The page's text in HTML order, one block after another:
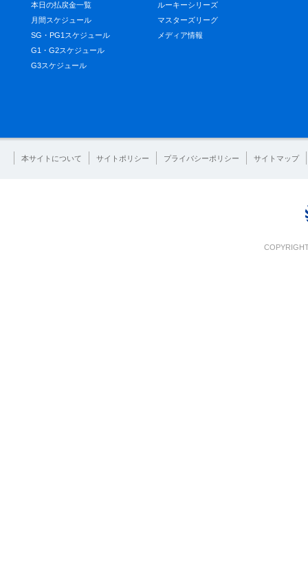
本日の払戻金一覧
月間スケジュール
SG・PG1スケジュール
G1・G2スケジュール
G3スケジュール
ルーキーシリーズ
マスターズリーグ
メディア情報
本サイトについて サイトポリシー プライバシーポリシー サイトマップ